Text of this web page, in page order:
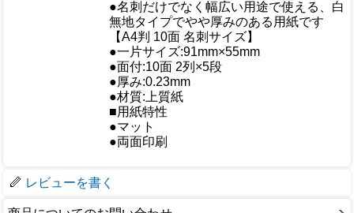
●名刺だけでなく幅広い用途で使える、白
無地タイプでやや厚みのある用紙です
【A4判 10面 名刺サイズ】
●一片サイズ:91mm×55mm
●面付:10面 2列×5段
●厚み:0.23mm
●材質:上質紙
■用紙特性
●マット
●両面印刷
レビューを書く